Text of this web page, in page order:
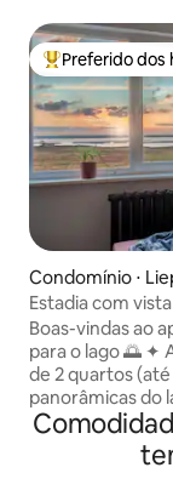
Entre os
Preferido dos
Condomínio ⋅
Estadia com
do sol
gratuito
Boas-vindas ao
para o lago 🌅 ✦ Acomodação elegante
de 2 quartos
panorâmicas do
(das janelas da
Cozinha
de chás e